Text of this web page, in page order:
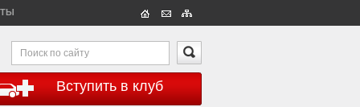
Вступить в клуб